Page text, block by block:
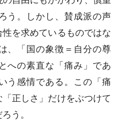
う。しかし、賛成派の声
を求めているものではな
、「国の象徴＝自分の尊
への素直な「痛み」であ
う感情である。この「痛
正しさ」だけをぶつけて
う。